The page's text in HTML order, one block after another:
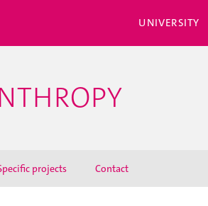
UNIVERSITY
projects Contact